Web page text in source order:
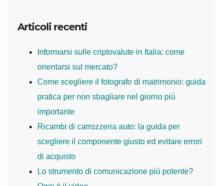
Articoli recenti
Informarsi sulle criptovalute in Italia: come
orientarsi sul mercato?
Come scegliere il fotografo di matrimonio: guida
pratica per non sbagliare nel giorno più
importante
Ricambi di carrozzeria auto: la guida per
scegliere il componente giusto ed evitare errori
di acquisto
Lo strumento di comunicazione più potente?